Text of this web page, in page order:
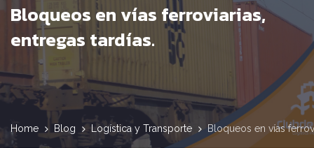
Bloqueos en vías ferroviarias,
entregas tardías.
Home Blog Logística y Transporte Bloqueos en vías